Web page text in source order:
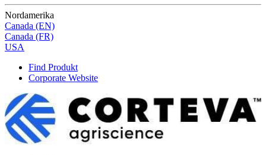
Nordamerika
Canada (EN)
Canada (FR)
USA
Find Produkt
Corporate Website